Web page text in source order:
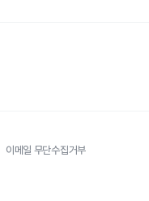
이메일 무단수집거부